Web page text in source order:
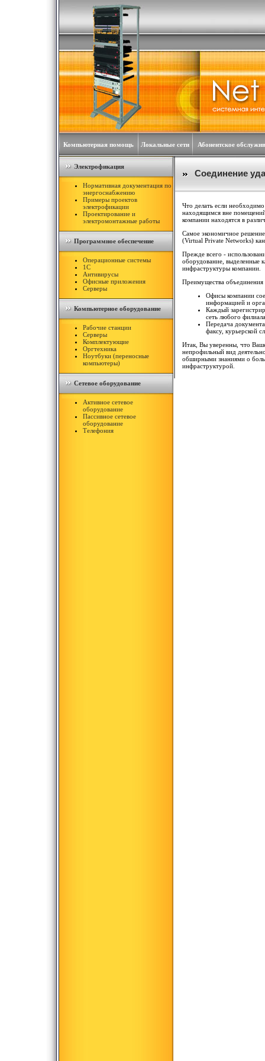
Компьютерная помощь Локальные сети Абонентское
Электрофикация
Нормативная документация по
энергоснабжению
Примеры проектов
электрофикации
Проектирование и
электромонтажные работы
Программное обеспечение
Операционные системы
1С
Антивирусы
Офисные приложения
Серверы
Компьютерное оборудование
Рабочие станции
Серверы
Комплектующие
Оргтехника
Ноутбуки (переносные
компьютеры)
Сетевое оборудование
Активное сетевое
оборудование
Пассивное сетевое
оборудование
Телефония
Соединение
Что делать если
находящимся вне
компании находятся в
Самое экономичное
(Virtual Private Networks)
Прежде всего -
оборудование, выделенные
инфраструктуры компании.
Преимущества объединения
Офисы компании
информацией и
Каждый
сеть любого
Передача
факсу, курьерской
Итак, Вы уверенны, что
непрофильный вид
обширными знаниями о
инфраструктурой.